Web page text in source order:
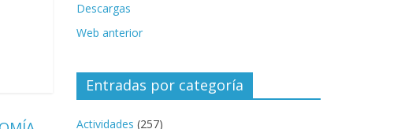
Descargas
Web anterior
Entradas por categoría
Actividades (257)